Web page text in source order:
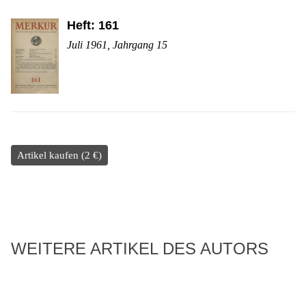
Heft: 161
Juli 1961, Jahrgang 15
Artikel kaufen (2 €)
WEITERE ARTIKEL DES AUTORS